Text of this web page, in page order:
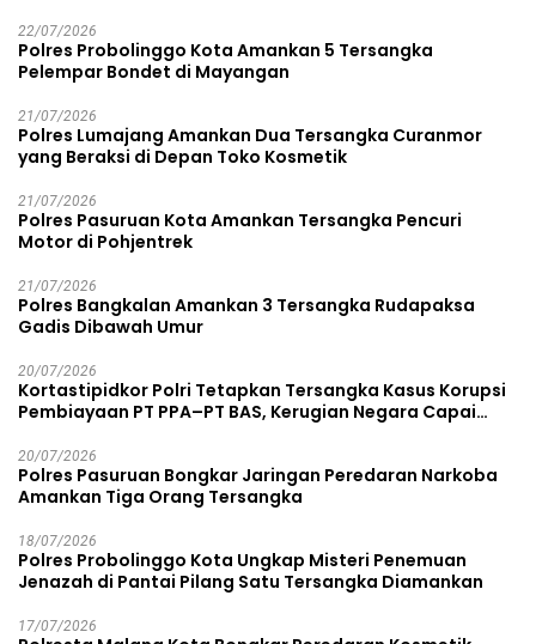
22/07/2026
Polres Probolinggo Kota Amankan 5 Tersangka
Pelempar Bondet di Mayangan
21/07/2026
Polres Lumajang Amankan Dua Tersangka Curanmor
yang Beraksi di Depan Toko Kosmetik
21/07/2026
Polres Pasuruan Kota Amankan Tersangka Pencuri
Motor di Pohjentrek
21/07/2026
Polres Bangkalan Amankan 3 Tersangka Rudapaksa
Gadis Dibawah Umur
20/07/2026
Kortastipidkor Polri Tetapkan Tersangka Kasus Korupsi
Pembiayaan PT PPA–PT BAS, Kerugian Negara Capai
20/07/2026
Polres Pasuruan Bongkar Jaringan Peredaran Narkoba
Amankan Tiga Orang Tersangka
18/07/2026
Polres Probolinggo Kota Ungkap Misteri Penemuan
Jenazah di Pantai Pilang Satu Tersangka Diamankan
17/07/2026